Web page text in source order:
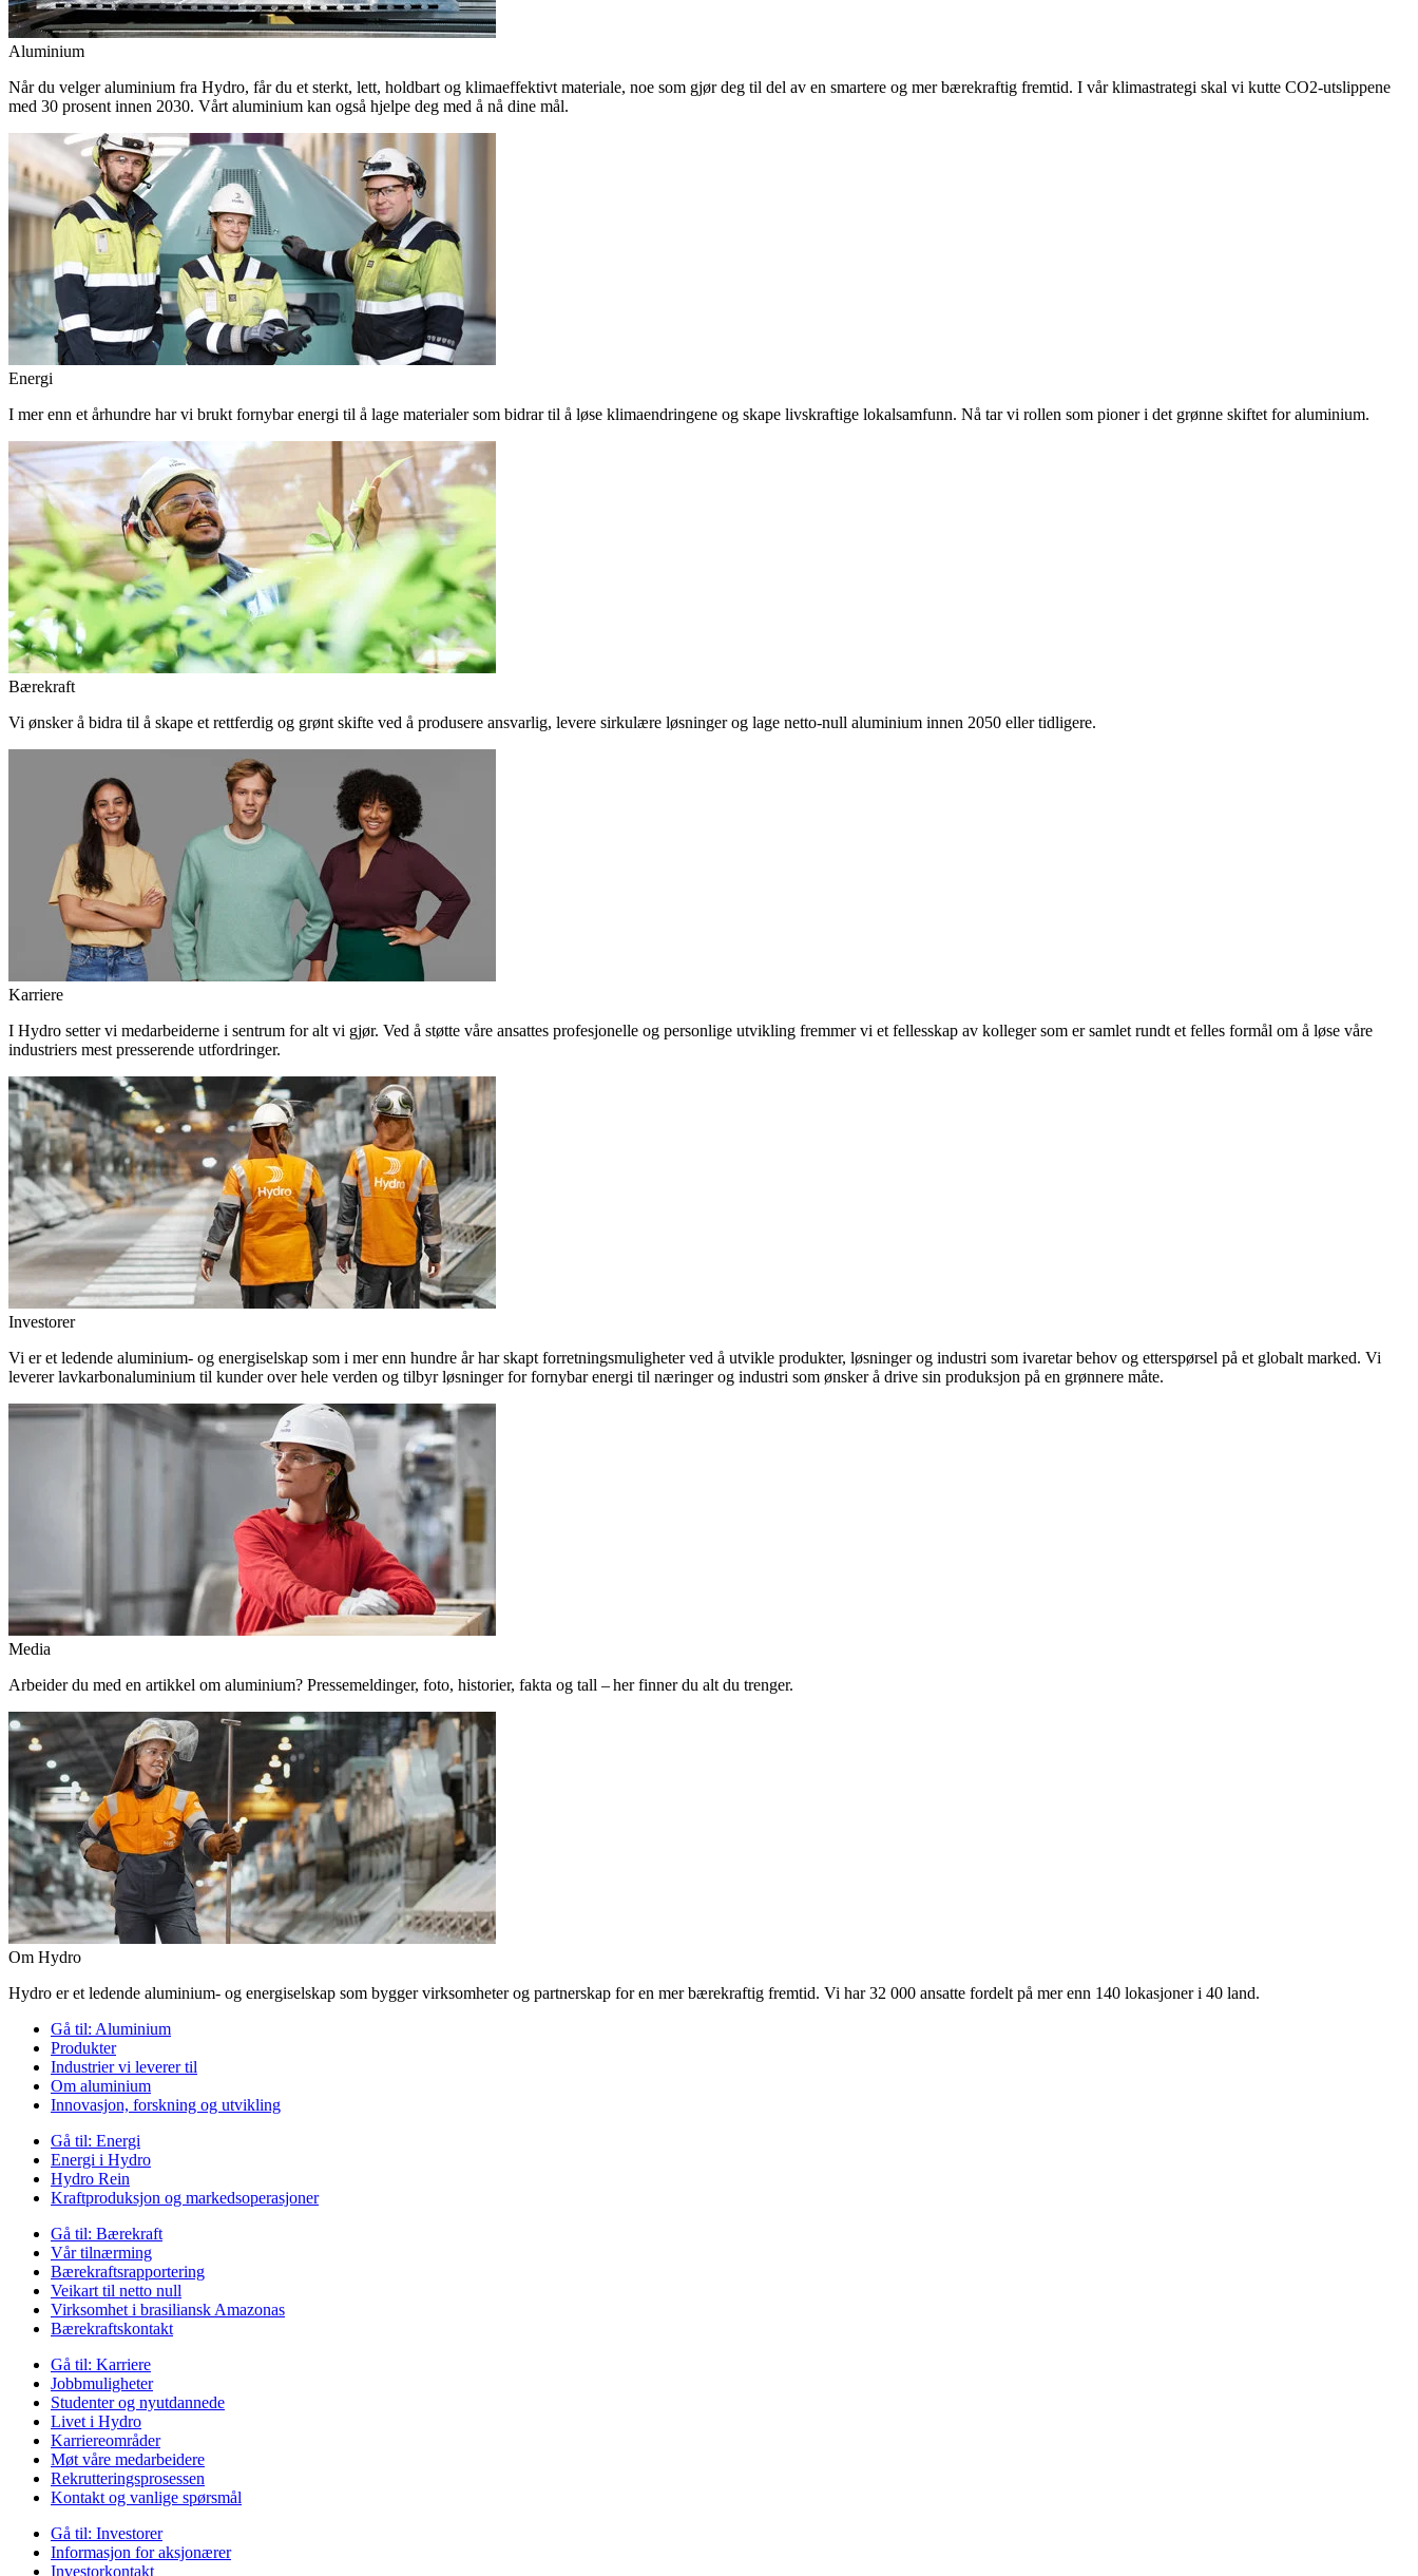
Aluminium
Når du velger aluminium fra Hydro, får du et sterkt, lett, holdbart og klimaeffektivt materiale, noe som gjør deg til del av en smartere og mer bærekraftig fremtid. I vår klimastrategi skal vi kutte CO2-utslippene
med 30 prosent innen 2030. Vårt aluminium kan også hjelpe deg med å nå dine mål.
Energi
I mer enn et århundre har vi brukt fornybar energi til å lage materialer som bidrar til å løse klimaendringene og skape livskraftige lokalsamfunn. Nå tar vi rollen som pioner i det grønne skiftet for aluminium.
Bærekraft
Vi ønsker å bidra til å skape et rettferdig og grønt skifte ved å produsere ansvarlig, levere sirkulære løsninger og lage netto-null aluminium innen 2050 eller tidligere.
Karriere
I Hydro setter vi medarbeiderne i sentrum for alt vi gjør. Ved å støtte våre ansattes profesjonelle og personlige utvikling fremmer vi et fellesskap av kolleger som er samlet rundt et felles formål om å løse våre
industriers mest presserende utfordringer.
Investorer
Vi er et ledende aluminium- og energiselskap som i mer enn hundre år har skapt forretningsmuligheter ved å utvikle produkter, løsninger og industri som ivaretar behov og etterspørsel på et globalt marked. Vi
leverer lavkarbonaluminium til kunder over hele verden og tilbyr løsninger for fornybar energi til næringer og industri som ønsker å drive sin produksjon på en grønnere måte.
Media
Arbeider du med en artikkel om aluminium? Pressemeldinger, foto, historier, fakta og tall – her finner du alt du trenger.
Om Hydro
Hydro er et ledende aluminium- og energiselskap som bygger virksomheter og partnerskap for en mer bærekraftig fremtid. Vi har 32 000 ansatte fordelt på mer enn 140 lokasjoner i 40 land.
Gå til: Aluminium
Produkter
Industrier vi leverer til
Om aluminium
Innovasjon, forskning og utvikling
Gå til: Energi
Energi i Hydro
Hydro Rein
Kraftproduksjon og markedsoperasjoner
Gå til: Bærekraft
Vår tilnærming
Bærekraftsrapportering
Veikart til netto null
Virksomhet i brasiliansk Amazonas
Bærekraftskontakt
Gå til: Karriere
Jobbmuligheter
Studenter og nyutdannede
Livet i Hydro
Karriereområder
Møt våre medarbeidere
Rekrutteringsprosessen
Kontakt og vanlige spørsmål
Gå til: Investorer
Informasjon for aksjonærer
Investorkontakt